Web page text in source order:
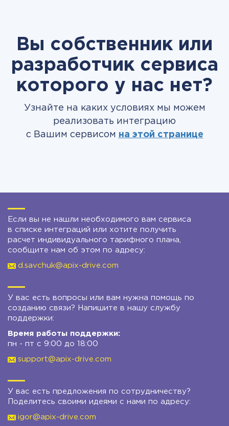
Вы собственник или
разработчик сервиса
которого у нас нет?
Узнайте на каких условиях мы можем
реализовать интеграцию
с Вашим сервисом на этой странице
Если вы не нашли необходимого вам сервиса
в списке интеграций или хотите получить
расчет индивидуального тарифного плана,
сообщите нам об этом по адресу:
d.savchuk@apix-drive.com
У вас есть вопросы или вам нужна помощь по
созданию связи? Напишите в нашу службу
поддержки:
Время работы поддержки:
пн - пт с 9:00 до 18:00
support@apix-drive.com
У вас есть предложения по сотрудничеству?
Поделитесь своими идеями с нами по адресу:
igor@apix-drive.com